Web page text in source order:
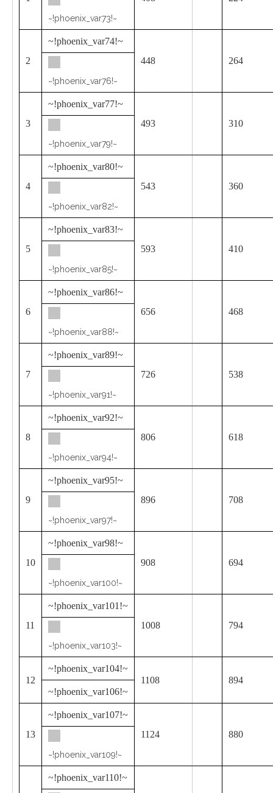
~!phoenix_var73!~
2
~!phoenix_var74!~
448
264
~!phoenix_var76!~
3
~!phoenix_var77!~
493
310
~!phoenix_var79!~
4
~!phoenix_var80!~
543
360
~!phoenix_var82!~
5
~!phoenix_var83!~
593
410
~!phoenix_var85!~
6
~!phoenix_var86!~
656
468
~!phoenix_var88!~
7
~!phoenix_var89!~
726
538
~!phoenix_var91!~
8
~!phoenix_var92!~
806
618
~!phoenix_var94!~
9
~!phoenix_var95!~
896
708
~!phoenix_var97!~
10
~!phoenix_var98!~
908
694
~!phoenix_var100!~
11
~!phoenix_var101!~
1008
794
~!phoenix_var103!~
12
~!phoenix_var104!~
1108
894
~!phoenix_var106!~
13
~!phoenix_var107!~
1124
880
~!phoenix_var109!~
~!phoenix_var110!~